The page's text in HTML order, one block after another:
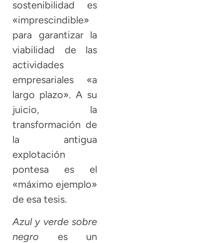
sostenibilidad es
«imprescindible»
para garantizar la
viabilidad de las
actividades
empresariales «a
largo plazo». A su
juicio, la
transformación de
la antigua
explotación
pontesa es el
«máximo ejemplo»
de esa tesis.
Azul y verde sobre
negro es un